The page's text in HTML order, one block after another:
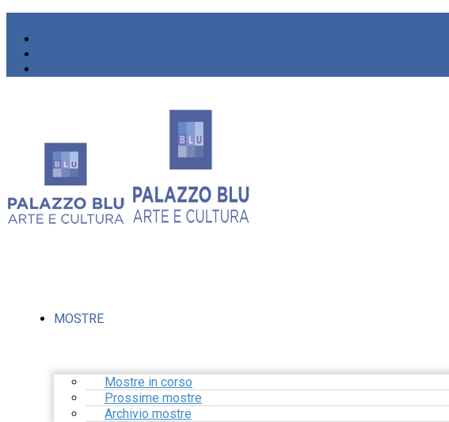
MOSTRE
Mostre in corso
Prossime mostre
Archivio mostre